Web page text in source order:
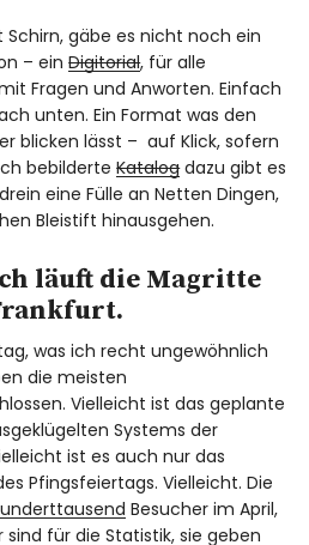
Schirn, gäbe es nicht noch ein
– einDigitorial, für alle
Fragen und Anworten. Einfach
unten. Ein Format was den
blicken lässt – auf Klick, sofern
bebilderteKatalogdazu gibt es
eine Fülle an Netten Dingen,
Bleistift hinausgehen.
läuft die Magritte
was ich recht ungewöhnlich
die meisten
Vielleicht ist das geplante
Systems der
ist es auch nur das
Pfingsfeiertags. Vielleicht. Die
Besucher im April,
für die Statistik, sie geben